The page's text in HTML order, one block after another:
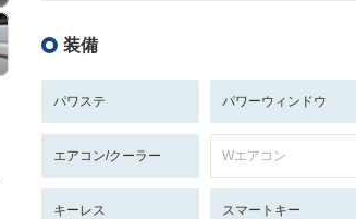
装備
パワステ パワーウィンドウ
エアコン/クーラー Wエアコン
キーレス スマートキー